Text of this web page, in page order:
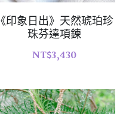
《印象日出》天然琥珀珍
珠芬達項鍊
NT$3,430